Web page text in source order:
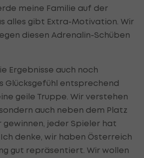
meine Familie auf der
alles gibt Extra-Motivation. Wir
diesen Adrenalin-Schüben
Ergebnisse auch noch
Glücksgefühl entsprechend
geile Truppe. Wir verstehen
auch neben dem Platz
gewinnen, jeder Spieler hat
denke, wir haben Österreich
gut repräsentiert. Wir wollen